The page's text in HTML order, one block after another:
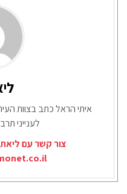
איתי הראל כתב בצוות
לענייני
צור קשר עם